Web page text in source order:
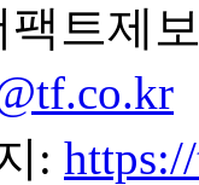
팩트제
: